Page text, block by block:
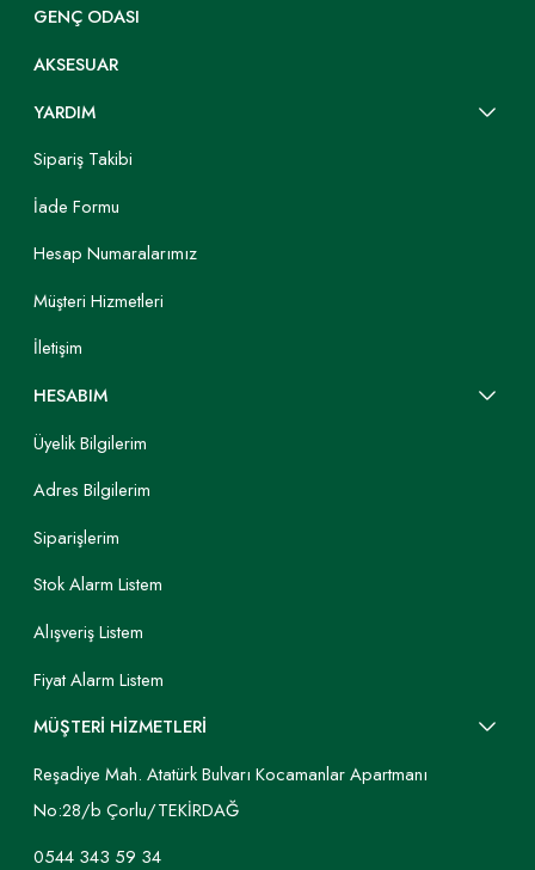
GENÇ ODASI
AKSESUAR
YARDIM
Sipariş Takibi
İade Formu
Hesap Numaralarımız
Müşteri Hizmetleri
İletişim
HESABIM
Üyelik Bilgilerim
Adres Bilgilerim
Siparişlerim
Stok Alarm Listem
Alışveriş Listem
Fiyat Alarm Listem
MÜŞTERİ HİZMETLERİ
Reşadiye Mah. Atatürk Bulvarı Kocamanlar Apartmanı
No:28/b Çorlu/TEKİRDAĞ
0544 343 59 34